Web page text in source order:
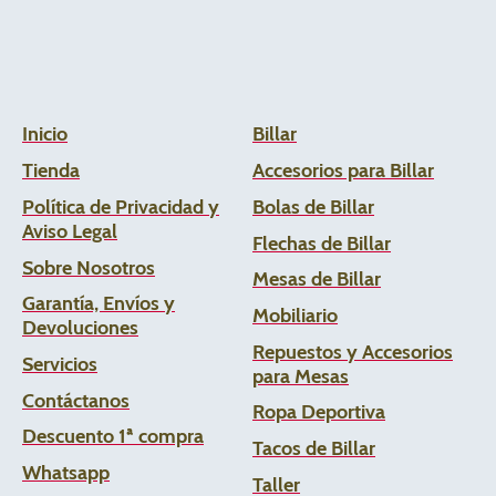
Inicio
Tienda
Política de Privacidad y
Aviso Legal
Sobre Nosotros
Garantía, Envíos y
Devoluciones
Servicios
Contáctanos
Descuento 1ª compra
Whatsapp
Billar
Accesorios para Billar
Bolas de Billar
Flechas de Billar
Mesas de Billar
Mobiliario
Repuestos y Accesorios
para Mesas
Ropa Deportiva
Tacos de Billar
Taller